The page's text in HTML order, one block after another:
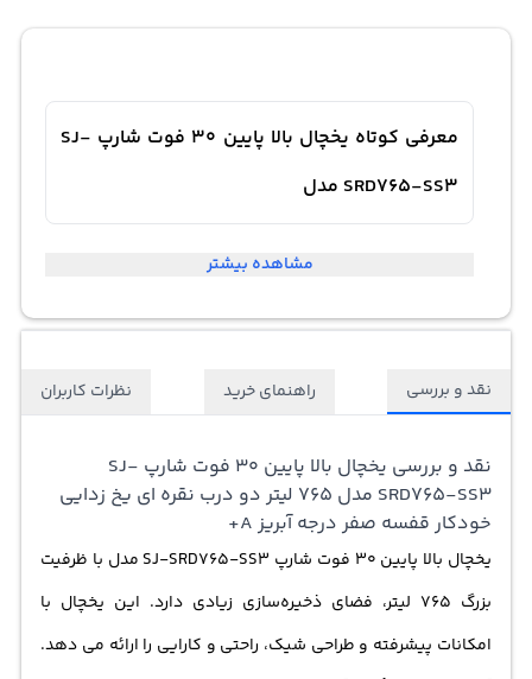
معرفی کوتاه یخچال بالا پایین 30 فوت شارپ SJ-
SRD765-SS3 مدل
مشاهده بیشتر
نقد و بررسی راهنمای خرید نظرات کاربران
نقد و بررسی یخچال بالا پایین 30 فوت شارپ SJ-
SRD765-SS3 مدل 765 لیتر دو درب نقره ای یخ زدایی
خودکار قفسه صفر درجه آبریز A+
یخچال بالا پایین 30 فوت شارپ SJ-SRD765-SS3 مدل با ظرفیت
بزرگ 765 لیتر، فضای ذخیره‌سازی زیادی دارد. این یخچال با
امکانات پیشرفته و طراحی شیک، راحتی و کارایی را ارائه می دهد.